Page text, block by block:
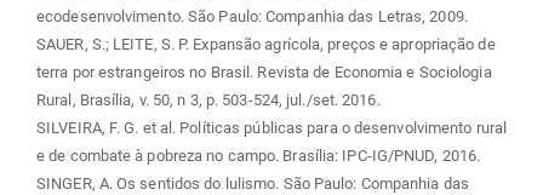
ecodesenvolvimento. São Paulo: Companhia das Letras, 2009.
SAUER, S.; LEITE, S. P. Expansão agrícola, preços e apropriação de
terra por estrangeiros no Brasil. Revista de Economia e Sociologia
Rural, Brasília, v. 50, n 3, p. 503-524, jul./set. 2016.
SILVEIRA, F. G. et al. Políticas públicas para o desenvolvimento rural
e de combate à pobreza no campo. Brasília: IPC-IG/PNUD, 2016.
SINGER, A. Os sentidos do lulismo. São Paulo: Companhia das